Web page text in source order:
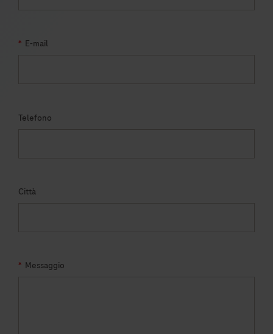
* E-mail
Telefono
Città
* Messaggio